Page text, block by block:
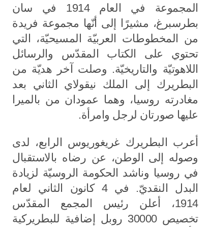
المجموعة في العام 1914 في سان
بطرسبرغ، مشيرًا إلى أنّها مجموعة فريدة
من المخطوطات العربيّة المسيحيّة، التي
تحتوي على الكتاب المقدّس والرسائل
اللاهوتيّة والتاريخيّة. وصلت آخر هديّة من
البطريرك إلى الملك نيقولاي الثاني بعد
مغادرته روسيا، وهما عمودان من بالميرا
عليها صورتان لرجل وامرأة.
أعرب البطريرك غريغوريوس الرابع، لدى
وصوله إلى الوطن، عن رضاه بالاستقبال
في روسيا وناشد الحكومة الروسيّة لزيادة
البدل النقديّ. في 4 كانون الثاني لعام
1914، أعلن رئيس المجمع المقدّس
تخصيص 30000 روبل إضافية للبطريركية